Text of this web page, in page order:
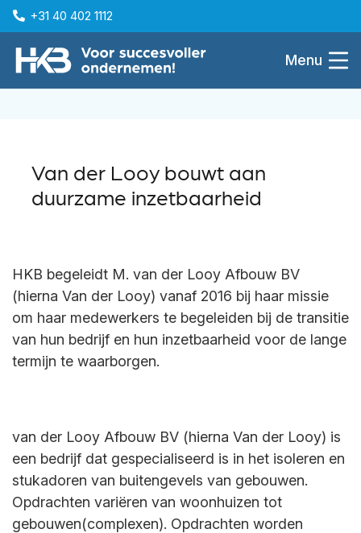
+31 40 402 1112
Menu
Van der Looy bouwt aan
duurzame inzetbaarheid
HKB begeleidt M. van der Looy Afbouw BV
(hierna Van der Looy) vanaf 2016 bij haar missie
om haar medewerkers te begeleiden bij de transitie
van hun bedrijf en hun inzetbaarheid voor de lange
termijn te waarborgen.
van der Looy Afbouw BV (hierna Van der Looy) is
een bedrijf dat gespecialiseerd is in het isoleren en
stukadoren van buitengevels van gebouwen.
Opdrachten variëren van woonhuizen tot
gebouwen(complexen). Opdrachten worden